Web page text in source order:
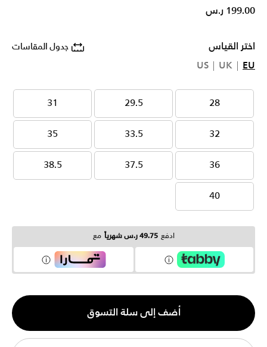
199.00 ر.س
اختر القياس جدول المقاسات
EU
UK
US
28
28
29.5
29.5
31
31
32
32
33.5
33.5
35
35
36
36
37.5
37.5
38.5
38.5
40
40
ادفع 49.75 ر.س شهرياً مع
الكمية
1
أضف إلى سلة التسوق